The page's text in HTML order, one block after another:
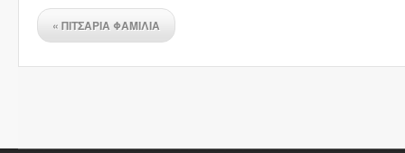
« ΠΙΤΣΑΡΙΑ ΦΑΜΙΛΙΑ